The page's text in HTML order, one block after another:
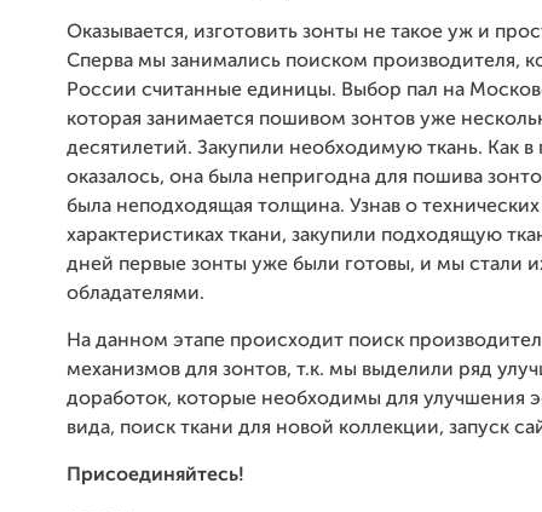
Оказывается, изготовить зонты не такое уж и
Сперва мы занимались поиском производителя,
России считанные единицы. Выбор пал на
которая занимается пошивом зонтов уже
десятилетий. Закупили необходимую ткань. Как в
оказалось, она была непригодна для пошива
была неподходящая толщина. Узнав о технических
характеристиках ткани, закупили подходящую
дней первые зонты уже были готовы, и мы стали
обладателями.
На данном этапе происходит поиск
механизмов для зонтов, т.к. мы выделили ряд
доработок, которые необходимы для улучшения
вида, поиск ткани для новой коллекции, запуск
Присоединяйтесь!